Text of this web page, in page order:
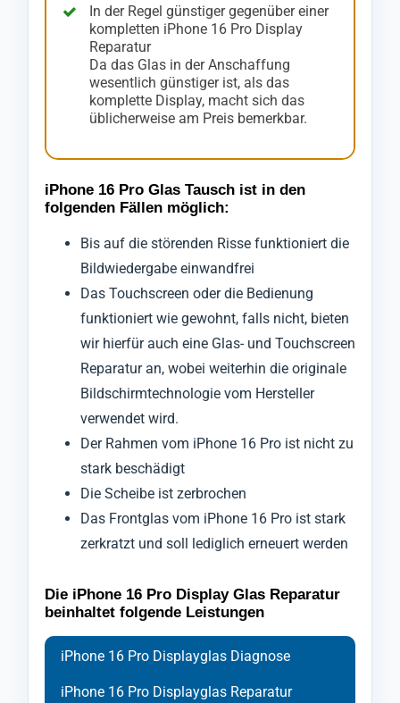
In der Regel günstiger gegenüber einer
kompletten iPhone 16 Pro Display
Reparatur
Da das Glas in der Anschaffung
wesentlich günstiger ist, als das
komplette Display, macht sich das
üblicherweise am Preis bemerkbar.
iPhone 16 Pro Glas Tausch ist in den
folgenden Fällen möglich:
Bis auf die störenden Risse funktioniert die
Bildwiedergabe einwandfrei
Das Touchscreen oder die Bedienung
funktioniert wie gewohnt, falls nicht, bieten
wir hierfür auch eine Glas- und Touchscreen
Reparatur an, wobei weiterhin die originale
Bildschirmtechnologie vom Hersteller
verwendet wird.
Der Rahmen vom iPhone 16 Pro ist nicht zu
stark beschädigt
Die Scheibe ist zerbrochen
Das Frontglas vom iPhone 16 Pro ist stark
zerkratzt und soll lediglich erneuert werden
Die iPhone 16 Pro Display Glas Reparatur
beinhaltet folgende Leistungen
iPhone 16 Pro Displayglas Diagnose
iPhone 16 Pro Displayglas Reparatur